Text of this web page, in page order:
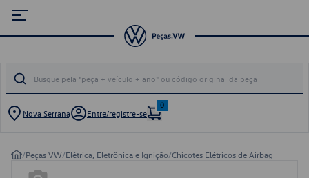
Nova Serrana Entre/registre-se
0
/Peças VW/Elétrica, Eletrônica e Ignição/Chicotes Elétricos de Airbag